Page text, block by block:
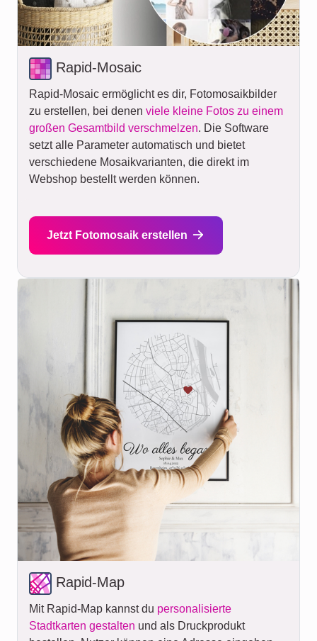
Rapid-Mosaic
Rapid-Mosaic ermöglicht es dir, Fotomosaikbilder
zu erstellen, bei denen viele kleine Fotos zu einem
großen Gesamtbild verschmelzen. Die Software
setzt alle Parameter automatisch und bietet
verschiedene Mosaikvarianten, die direkt im
Webshop bestellt werden können.
Jetzt Fotomosaik erstellen
Rapid-Map
Mit Rapid-Map kannst du personalisierte
Stadtkarten gestalten und als Druckprodukt